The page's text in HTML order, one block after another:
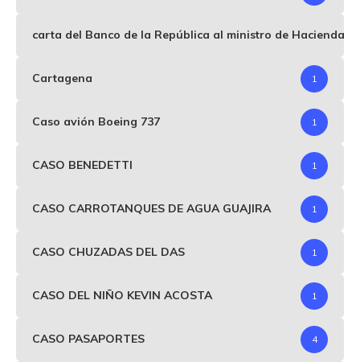
carta del Banco de la República al ministro de Hacienda
Cartagena 1
Caso avión Boeing 737 1
CASO BENEDETTI 1
CASO CARROTANQUES DE AGUA GUAJIRA 1
CASO CHUZADAS DEL DAS 1
CASO DEL NIÑO KEVIN ACOSTA 1
CASO PASAPORTES 4